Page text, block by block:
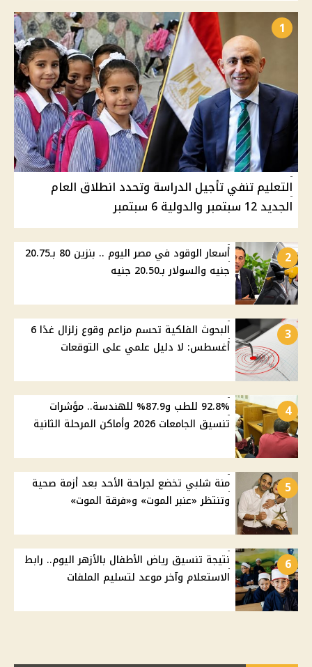
1
التعليم تنفي تأجيل الدراسة وتحدد انطلاق العام
الجديد 12 سبتمبر والدولية 6 سبتمبر
2
أسعار الوقود في مصر اليوم .. بنزين 80 بـ20.75
جنيه والسولار بـ20.50 جنيه
3
البحوث الفلكية تحسم مزاعم وقوع زلزال غدًا 6
أغسطس: لا دليل علمي على التوقعات
4
92.8% للطب و87.9% للهندسة.. مؤشرات
تنسيق الجامعات 2026 وأماكن المرحلة الثانية
5
منة شلبي تخضع لجراحة الأحد بعد أزمة صحية
وتنتظر «عنبر الموت» و«فرقة الموت»
6
نتيجة تنسيق رياض الأطفال بالأزهر اليوم.. رابط
الاستعلام وآخر موعد لتسليم الملفات